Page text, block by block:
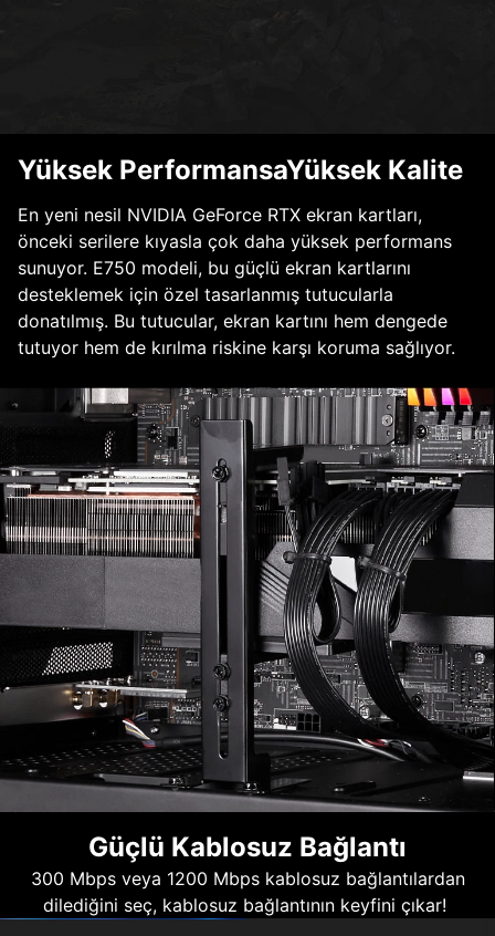
Yüksek PerformansaYüksek Kalite
En yeni nesil NVIDIA GeForce RTX ekran kartları,
önceki serilere kıyasla çok daha yüksek performans
sunuyor. E750 modeli, bu güçlü ekran kartlarını
desteklemek için özel tasarlanmış tutucularla
donatılmış. Bu tutucular, ekran kartını hem dengede
tutuyor hem de kırılma riskine karşı koruma sağlıyor.
Güçlü Kablosuz Bağlantı
300 Mbps veya 1200 Mbps kablosuz bağlantılardan
dilediğini seç, kablosuz bağlantının keyfini çıkar!